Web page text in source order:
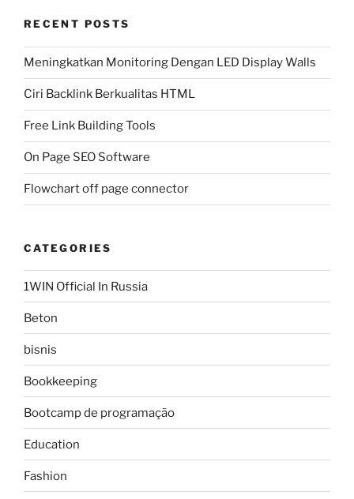
RECENT POSTS
Meningkatkan Monitoring Dengan LED Display Walls
Ciri Backlink Berkualitas HTML
Free Link Building Tools
On Page SEO Software
Flowchart off page connector
CATEGORIES
1WIN Official In Russia
Beton
bisnis
Bookkeeping
Bootcamp de programação
Education
Fashion